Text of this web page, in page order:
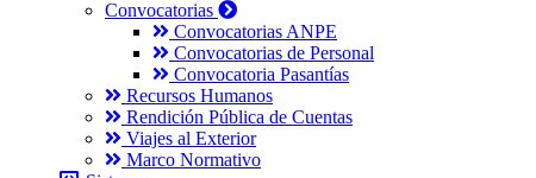
Convocatorias
Convocatorias ANPE
Convocatorias de Personal
Convocatoria Pasantías
Recursos Humanos
Rendición Pública de Cuentas
Viajes al Exterior
Marco Normativo